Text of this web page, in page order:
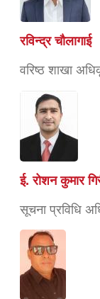
रविन्द्र चाैलागाई
वरिष्ठ शाखा
ई. रोशन कुमार
सूचना प्रविधि